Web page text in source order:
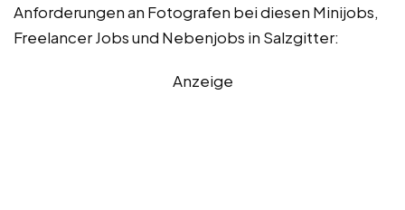
Anforderungen an Fotografen bei diesen Minijobs,
Freelancer Jobs und Nebenjobs in Salzgitter:
Anzeige